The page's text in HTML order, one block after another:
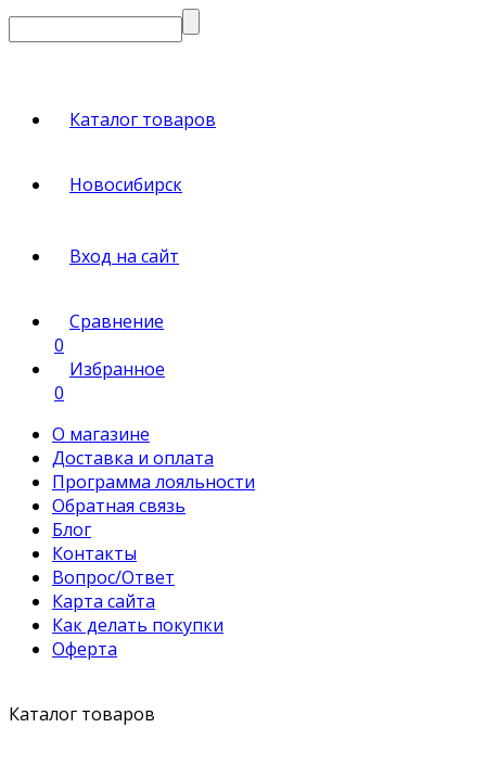
Каталог товаров
Новосибирск
Вход на сайт
Сравнение
0
Избранное
0
О магазине
Доставка и оплата
Программа лояльности
Обратная связь
Блог
Контакты
Вопрос/Ответ
Карта сайта
Как делать покупки
Оферта
Каталог товаров